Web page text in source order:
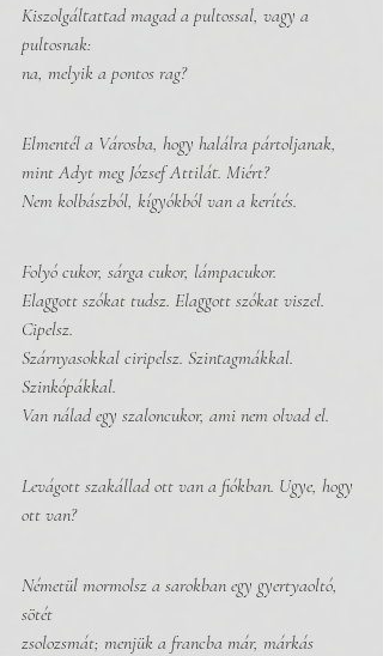
Kiszolgáltattad magad a pultossal, vagy a
pultosnak:
na, melyik a pontos rag?
Elmentél a Városba, hogy halálra pártoljanak,
mint Adyt meg József Attilát. Miért?
Nem kolbászból, kígyókból van a kerítés.
Folyó cukor, sárga cukor, lámpacukor.
Elaggott szókat tudsz. Elaggott szókat viszel.
Cipelsz.
Szárnyasokkal ciripelsz. Szintagmákkal.
Szinkópákkal.
Van nálad egy szaloncukor, ami nem olvad el.
Levágott szakállad ott van a fiókban. Ugye, hogy
ott van?
Németül mormolsz a sarokban egy gyertyaoltó,
sötét
zsolozsmát; menjük a francba már, márkás